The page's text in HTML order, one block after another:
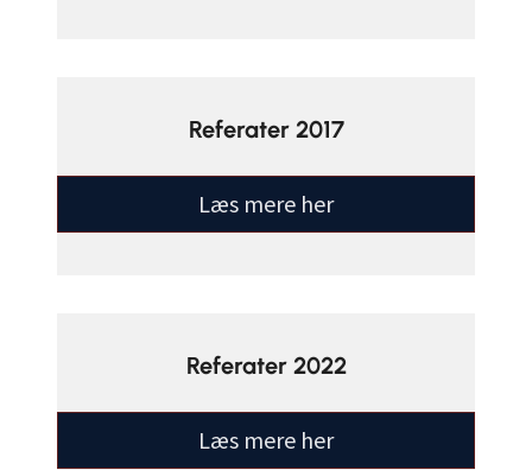
Referater 2017
Læs mere her
Referater 2022
Læs mere her